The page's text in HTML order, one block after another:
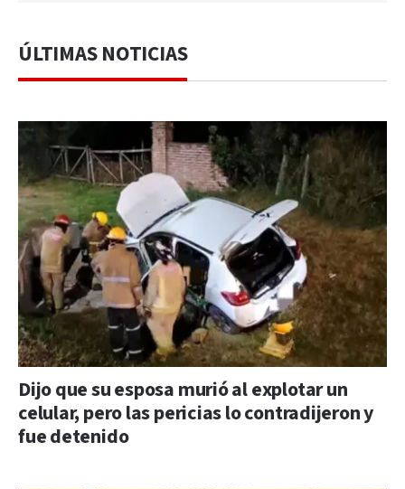
ÚLTIMAS NOTICIAS
Dijo que su esposa murió al explotar un
celular, pero las pericias lo contradijeron y
fue detenido